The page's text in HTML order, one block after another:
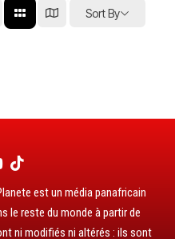
Sort By
est un média panafricain
le reste du monde à partir de
ni modifiés ni altérés : ils sont